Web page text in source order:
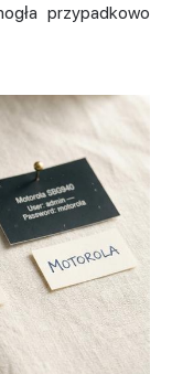
przypadkowo